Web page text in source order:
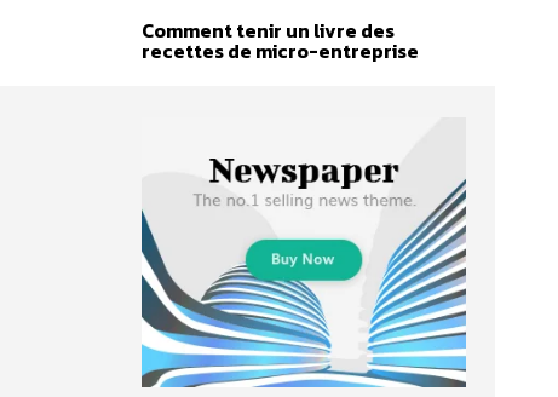
Comment tenir un livre des
recettes de micro-entreprise